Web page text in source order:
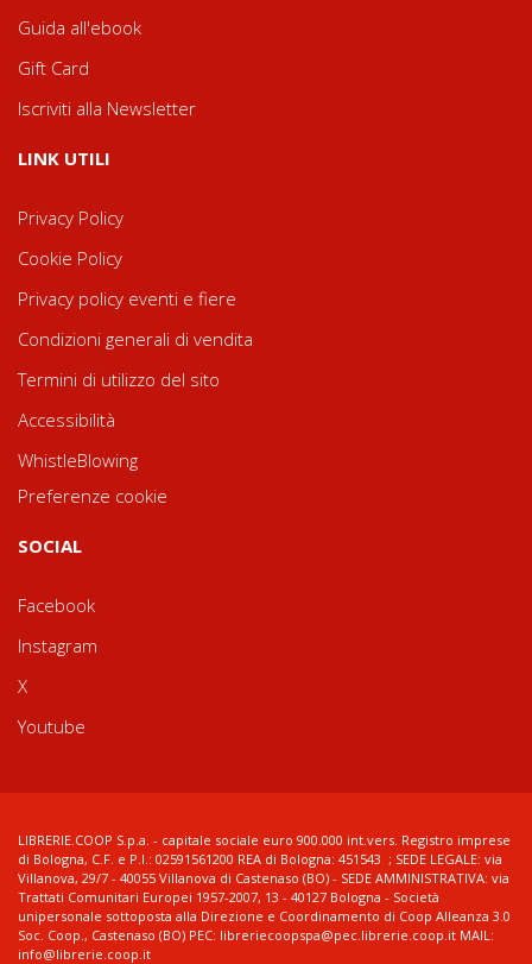
Guida all'ebook
Gift Card
Iscriviti alla Newsletter
LINK UTILI
Privacy Policy
Cookie Policy
Privacy policy eventi e fiere
Condizioni generali di vendita
Termini di utilizzo del sito
Accessibilità
WhistleBlowing
Preferenze cookie
SOCIAL
Facebook
Instagram
X
Youtube
LIBRERIE.COOP S.p.a. - capitale sociale euro 900.000 int.vers. Registro imprese
di Bologna, C.F. e P.I.: 02591561200 REA di Bologna: 451543 ; SEDE LEGALE: via
Villanova, 29/7 - 40055 Villanova di Castenaso (BO) - SEDE AMMINISTRATIVA: via
Trattati Comunitari Europei 1957-2007, 13 - 40127 Bologna - Società
unipersonale sottoposta alla Direzione e Coordinamento di Coop Alleanza 3.0
Soc. Coop., Castenaso (BO) PEC: libreriecoopspa@pec.librerie.coop.it MAIL:
info@librerie.coop.it